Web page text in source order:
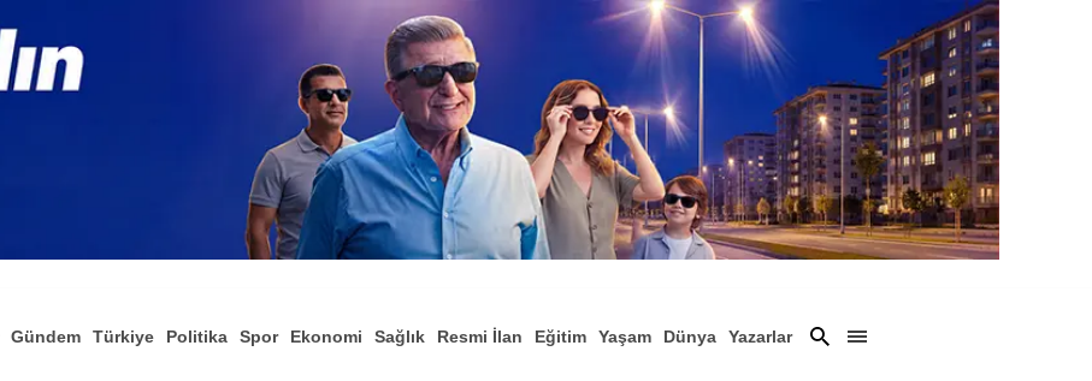
Gündem Türkiye Politika Spor Ekonomi Sağlık Resmi İlan Eğitim Yaşam
Dünya
Yazarlar